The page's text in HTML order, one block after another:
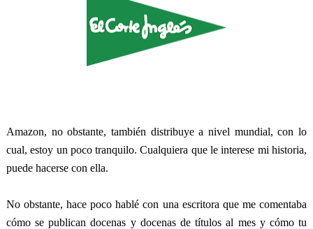
Amazon, no obstante, también distribuye a nivel mundial, con lo
cual, estoy un poco tranquilo. Cualquiera que le interese mi historia,
puede hacerse con ella.
No obstante, hace poco hablé con una escritora que me comentaba
cómo se publican docenas y docenas de títulos al mes y cómo tu